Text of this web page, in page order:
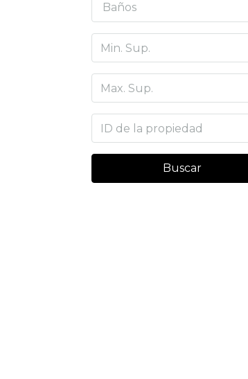
Baños
Buscar